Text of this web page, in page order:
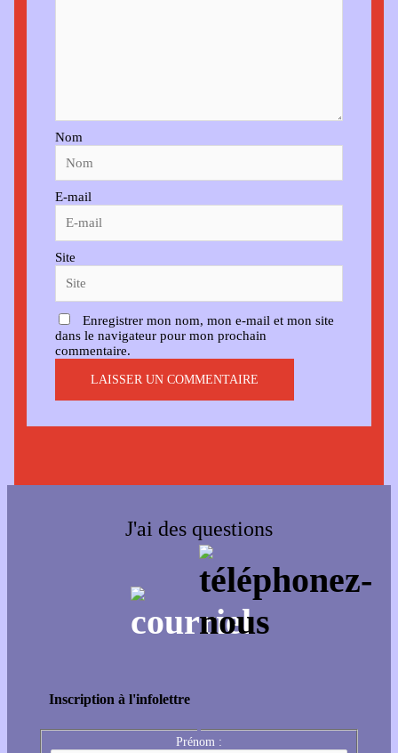
Nom
E-mail
Site
Enregistrer mon nom, mon e-mail et mon site
dans le navigateur pour mon prochain
commentaire.
J'ai des questions
Inscription à l'infolettre
Prénom :